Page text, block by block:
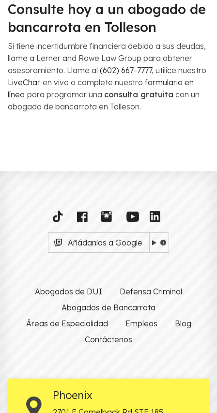
Consulte hoy a un abogado de
bancarrota en Tolleson
Si tiene incertidumbre financiera debido a sus deudas,
llame a Lerner and Rowe Law Group para obtener
asesoramiento. Llame al (602) 667-7777, utilice nuestro
LiveChat en vivo o complete nuestro formulario en
línea para programar una consulta gratuita con un
abogado de bancarrota en Tolleson.
Añádanlos a Google
Abogados de DUI
Defensa Criminal
Abogados de Bancarrota
Áreas de Especialidad
Empleos
Blog
Contáctenos
Phoenix